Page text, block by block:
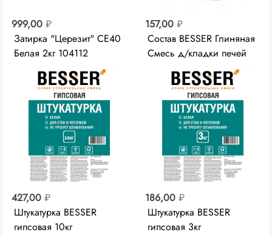
999,00 ₽
Затирка "Церезит" CE40
Белая 2кг 104112
157,00 ₽
Состав BESSER Глиняная
Смесь д/кладки печей
427,00 ₽
Штукатурка BESSER
гипсовая 10кг
186,00 ₽
Штукатурка BESSER
гипсовая 3кг